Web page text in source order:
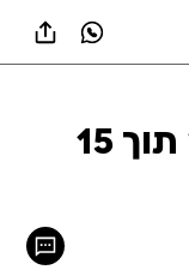
צפו: שער מ-45 מטר תוך 15